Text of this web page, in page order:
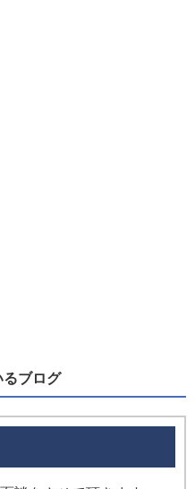
るブログ